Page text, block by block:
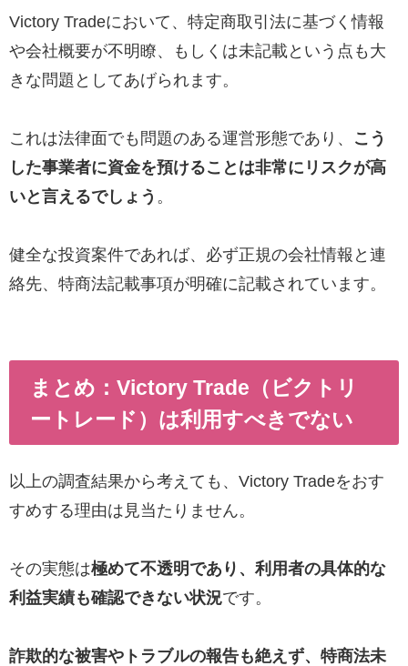
Victory Tradeにおいて、特定商取引法に基づく情報
や会社概要が不明瞭、もしくは未記載という点も大
きな問題としてあげられます。
これは法律面でも問題のある運営形態であり、
こう
した事業者に資金を預けることは非常にリスクが高
いと言えるでしょう 。
健全な投資案件であれば、必ず正規の会社情報と連
絡先、特商法記載事項が明確に記載されています。
まとめ：Victory Trade（ビクトリ
ートレード）は利用すべきでない
以上の調査結果から考えても、Victory Tradeをおす
すめする理由は見当たりません。
その実態は極めて不透明であり、利用者の具体的な
利益実績も確認できない状況です。
詐欺的な被害やトラブルの報告も絶えず、特商法未